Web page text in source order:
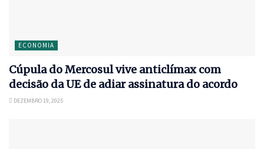
ECONOMIA
Cúpula do Mercosul vive anticlímax com
decisão da UE de adiar assinatura do acordo
DEZEMBRO 19, 2025